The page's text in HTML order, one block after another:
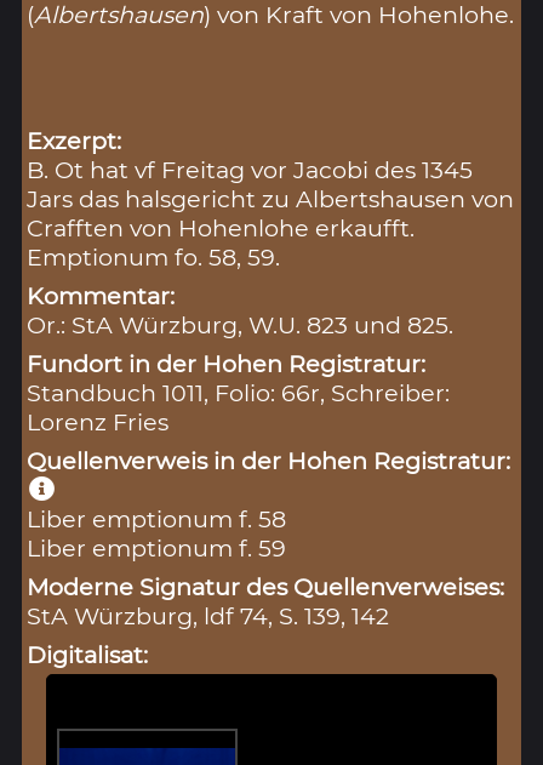
(Albertshausen) von Kraft von Hohenlohe.
Exzerpt:
B. Ot hat vf Freitag vor Jacobi des 1345
Jars das halsgericht zu Albertshausen von
Crafften von Hohenlohe erkaufft.
Emptionum fo. 58, 59.
Kommentar:
Or.: StA Würzburg, W.U. 823 und 825.
Fundort in der Hohen Registratur:
Standbuch 1011, Folio: 66r, Schreiber:
Lorenz Fries
Quellenverweis in der Hohen Registratur:
Liber emptionum f. 58
Liber emptionum f. 59
Moderne Signatur des Quellenverweises:
StA Würzburg, ldf 74, S. 139, 142
Digitalisat: